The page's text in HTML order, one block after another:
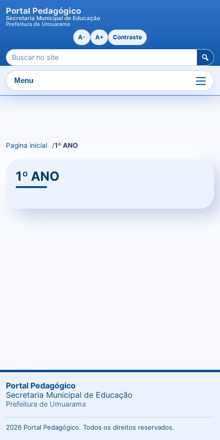
conteudo
Portal Pedagógico
Secretaria Municipal de Educação
Prefeitura de Umuarama
A- A+ Contraste
Pesquisar
por:
Menu
Pagina inicial 1º ANO
1º ANO
Portal Pedagógico
Secretaria Municipal de Educação
Prefeitura de Umuarama
2026 Portal Pedagógico. Todos os direitos reservados.